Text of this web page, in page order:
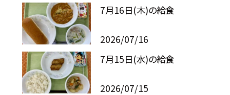
7月16日(木)の給食
2026/07/16
7月15日(水)の給食
2026/07/15